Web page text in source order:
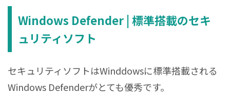
Windows Defender | 標準搭載のセキ
ュリティソフト
セキュリティソフトはWinddowsに標準搭載される
Windows Defenderがとても優秀です。